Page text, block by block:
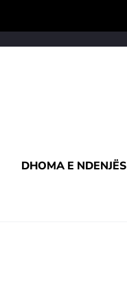
DHOMA E NDENJËS